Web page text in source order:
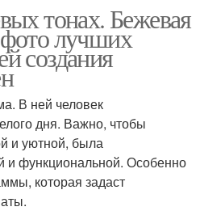
тонах. Бежевая
лучших
создания
В ней человек
дня. Важно, чтобы
и уютной, была
и функциональной. Особенно
которая задаст